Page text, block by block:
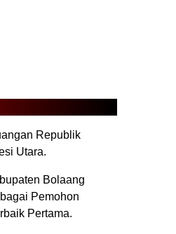
Republik
Utara.
Bolaang
Pemohon
Pertama.